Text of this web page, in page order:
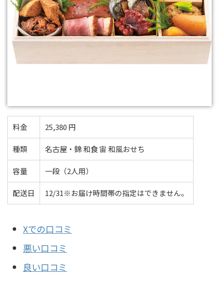
料金 25,380 円
種類 名古屋・錦 和食 宙 和風おせち
容量 一段（2人用）
配送日 12/31※お届け時間帯の指定はできません。
Xでの口コミ
悪い口コミ
良い口コミ